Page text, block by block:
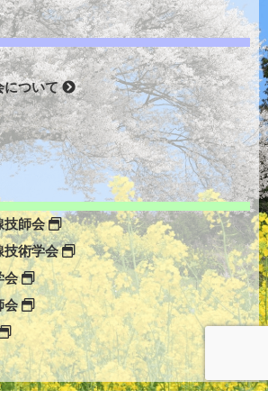
について
技師会
技術学会
会
会